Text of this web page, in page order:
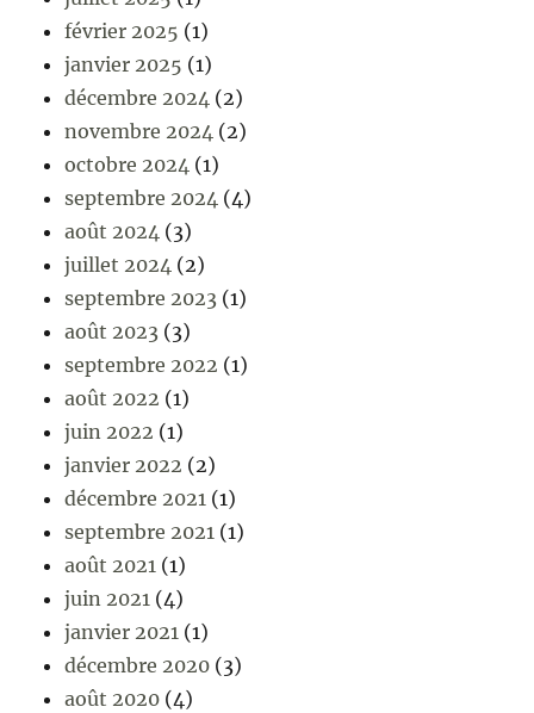
février 2025 (1)
janvier 2025 (1)
décembre 2024 (2)
novembre 2024 (2)
octobre 2024 (1)
septembre 2024 (4)
août 2024 (3)
juillet 2024 (2)
septembre 2023 (1)
août 2023 (3)
septembre 2022 (1)
août 2022 (1)
juin 2022 (1)
janvier 2022 (2)
décembre 2021 (1)
septembre 2021 (1)
août 2021 (1)
juin 2021 (4)
janvier 2021 (1)
décembre 2020 (3)
août 2020 (4)